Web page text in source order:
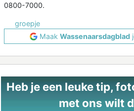
0800-7000.
groepje
Maak Wassenaarsdagblad
Heb je een leuke tip,
met ons wilt